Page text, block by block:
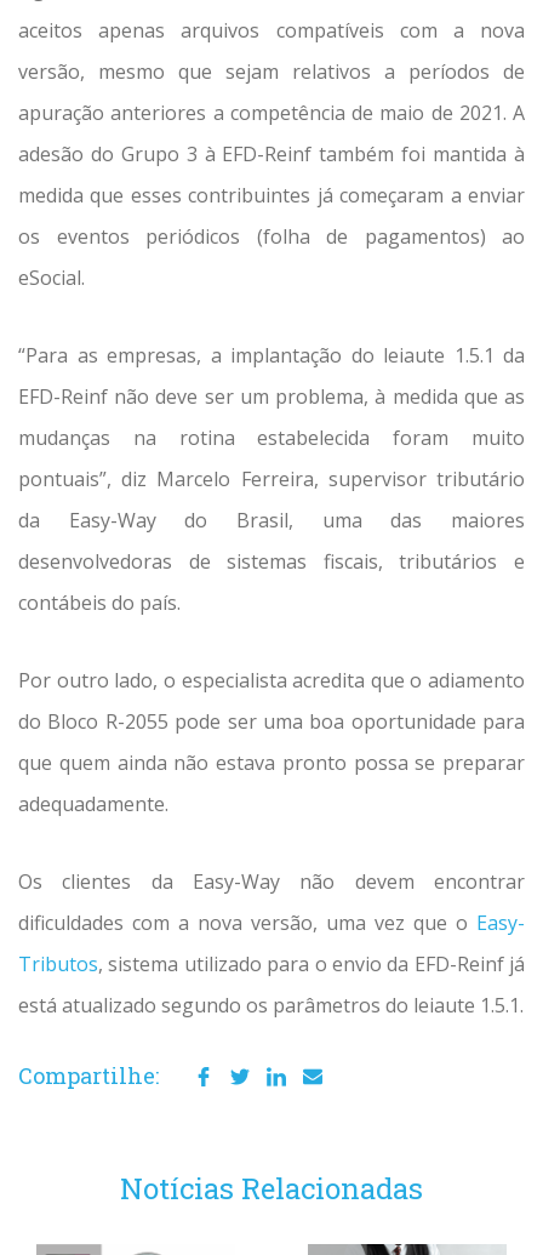
aceitos apenas arquivos compatíveis com a nova
versão, mesmo que sejam relativos a períodos de
apuração anteriores a competência de maio de 2021. A
adesão do Grupo 3 à EFD-Reinf também foi mantida à
medida que esses contribuintes já começaram a enviar
os eventos periódicos (folha de pagamentos) ao
eSocial.
“Para as empresas, a implantação do leiaute 1.5.1 da
EFD-Reinf não deve ser um problema, à medida que as
mudanças na rotina estabelecida foram muito
pontuais”, diz Marcelo Ferreira, supervisor tributário
da Easy-Way do Brasil, uma das maiores
desenvolvedoras de sistemas fiscais, tributários e
contábeis do país.
Por outro lado, o especialista acredita que o adiamento
do Bloco R-2055 pode ser uma boa oportunidade para
que quem ainda não estava pronto possa se preparar
adequadamente.
Os clientes da Easy-Way não devem encontrar
dificuldades com a nova versão, uma vez que o Easy-
Tributos, sistema utilizado para o envio da EFD-Reinf já
está atualizado segundo os parâmetros do leiaute 1.5.1.
Compartilhe:
Notícias Relacionadas